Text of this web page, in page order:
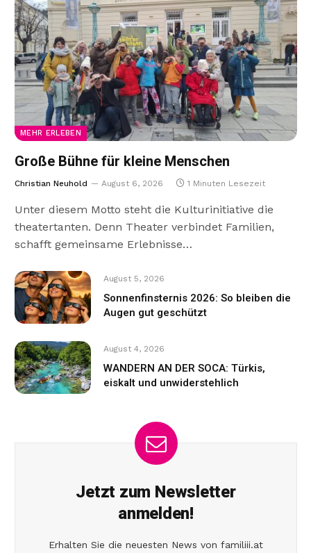
MEHR ERLEBEN
Große Bühne für kleine Menschen
Christian Neuhold August 6, 2026 1 Minuten Lesezeit
Unter diesem Motto steht die Kulturinitiative die
theatertanten. Denn Theater verbindet Familien,
schafft gemeinsame Erlebnisse…
August 5, 2026
Sonnenfinsternis 2026: So bleiben die
Augen gut geschützt
August 4, 2026
WANDERN AN DER SOCA: Türkis,
eiskalt und unwiderstehlich
Jetzt zum Newsletter
anmelden!
Erhalten Sie die neuesten News von familiii.at